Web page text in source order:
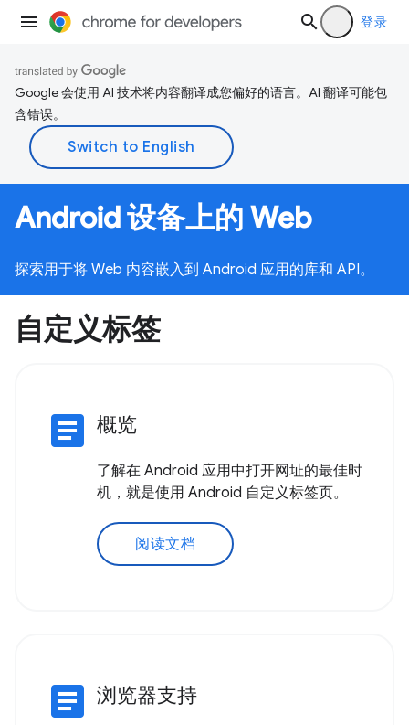
登录
Google 会使用 AI 技术将内容翻译成您偏好的语言。AI 翻译可能包
含错误。
Android 设备上的 Web
探索用于将 Web 内容嵌入到 Android 应用的库和 API。
自定义标签
article 概览
了解在 Android 应用中打开网址的最佳时
机，就是使用 Android 自定义标签页。
阅读文档
article 浏览器支持